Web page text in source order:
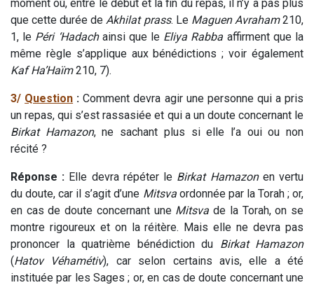
moment où, entre le début et la fin du repas, il n’y a pas plus
que cette durée de Akhilat prass. Le Maguen Avraham210,
1, le Péri ‘Hadach ainsi que le Eliya Rabba affirment que la
même règle s’applique aux bénédictions ; voir également
Kaf Ha’Haïm210, 7).
3/ Question :Comment devra agir une personne qui a pris
un repas, qui s’est rassasiée et qui a un doute concernant le
Birkat Hamazon, ne sachant plus si elle l’a oui ou non
récité ?
Réponse : Elle devra répéter le Birkat Hamazonen vertu
du doute, car il s’agit d’une Mitsva ordonnée par la Torah ; or,
en cas de doute concernant une Mitsvade la Torah, on se
montre rigoureux et on la réitère. Mais elle ne devra pas
prononcer la quatrième bénédiction du Birkat Hamazon
(Hatov Véhamétiv), car selon certains avis, elle a été
instituée par les Sages ; or, en cas de doute concernant une